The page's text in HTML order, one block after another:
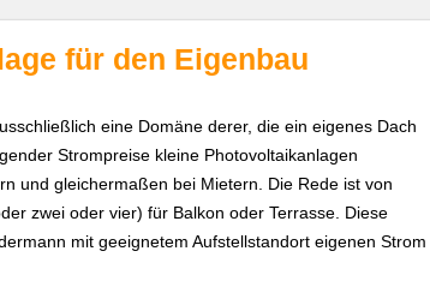
für den Eigenbau
eine Domäne derer, die ein eigenes Dach
Strompreise kleine Photovoltaikanlagen
und gleichermaßen bei Mietern. Die Rede ist von
zwei oder vier) für Balkon oder Terrasse. Diese
mit geeignetem Aufstellstandort eigenen Strom